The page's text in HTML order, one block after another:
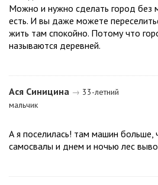
Можно и нужно сделать город без
есть. И вы даже можете
жить там спокойно. Потому что
называются деревней.
Ася Синицина → 33-летний
мальчик
А я поселилась! там машин больше,
самосвалы и днем и ночью лес